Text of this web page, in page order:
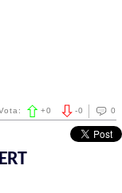
0
-0
+0